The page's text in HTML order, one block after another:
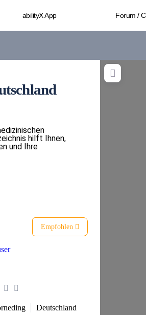
abilityX App Forum /
hilft Ihnen,
und Ihre
Empfohlen
Deutschland